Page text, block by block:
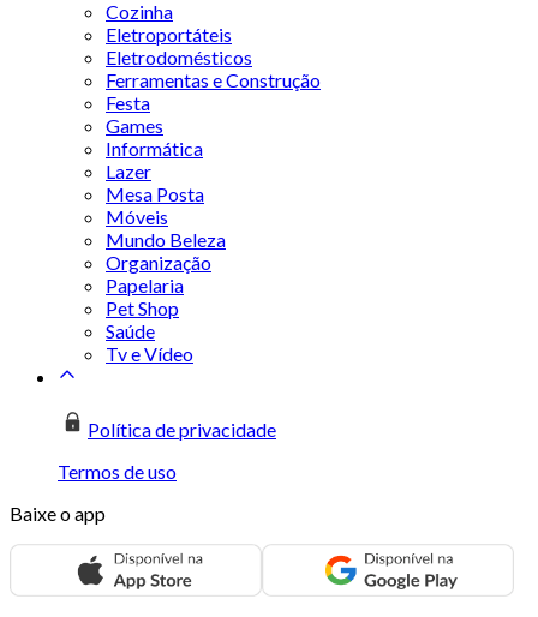
Cozinha
Eletroportáteis
Eletrodomésticos
Ferramentas e Construção
Festa
Games
Informática
Lazer
Mesa Posta
Móveis
Mundo Beleza
Organização
Papelaria
Pet Shop
Saúde
Tv e Vídeo
Política de privacidade
Termos de uso
Baixe o app